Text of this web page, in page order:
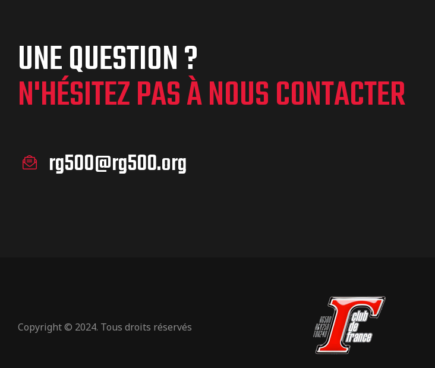
UNE QUESTION ?
N'HÉSITEZ PAS À NOUS CONTACTER
rg500@rg500.org
Copyright © 2024. Tous droits réservés